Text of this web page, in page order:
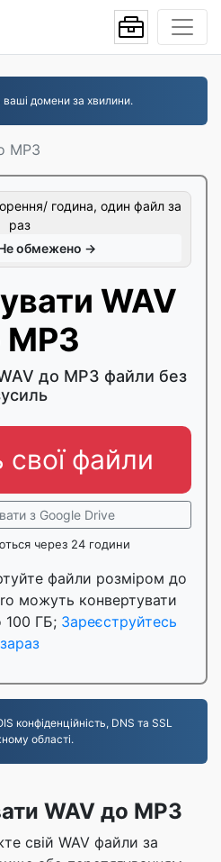
домени за хвилини.
MP3
година, один файл за
раз
обмежено →
WAV
до MP3 файли без
свої файли
з Google Drive
через 24 години
файли розміром до
можуть конвертувати
100 ГБ; Зареєструйтесь
зараз
конфіденційність, DNS та SSL
області.
WAV до MP3
свій WAV файли за